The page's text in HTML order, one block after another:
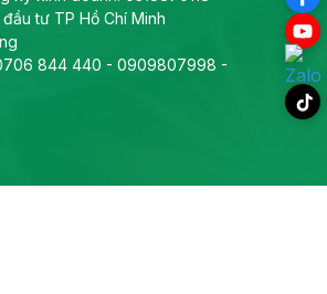
tư TP Hồ Chí Minh
844 440 - 0909807998 -